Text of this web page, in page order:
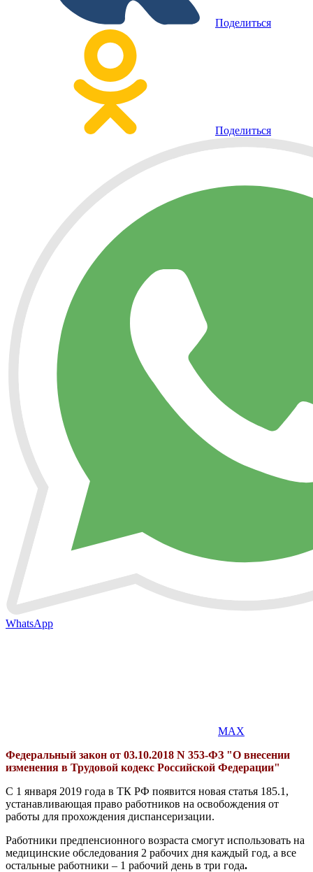
Поделиться
Поделиться
WhatsApp
MAX
Федеральный закон от 03.10.2018 N 353-ФЗ "О внесении
изменения в Трудовой кодекс Российской Федерации"
С 1 января 2019 года в ТК РФ появится новая статья 185.1,
устанавливающая право работников на освобождения от
работы для прохождения диспансеризации.
Работники предпенсионного возраста смогут использовать на
медицинские обследования 2 рабочих дня каждый год, а все
остальные работники – 1 рабочий день в три года.